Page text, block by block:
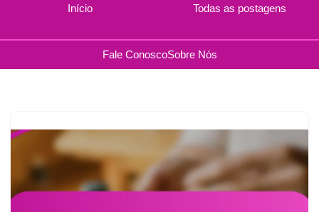
Início Todas as postagens
Fale ConoscoSobre Nós